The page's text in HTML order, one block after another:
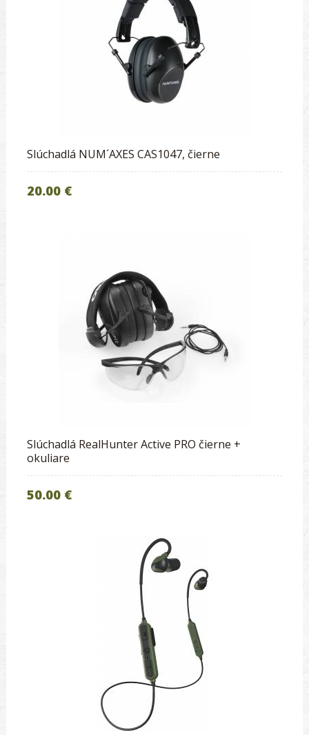
Slúchadlá NUM´AXES CAS1047, čierne
20.00 €
Slúchadlá RealHunter Active PRO čierne +
okuliare
50.00 €